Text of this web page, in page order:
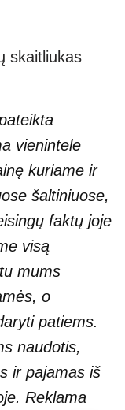
vienintele
kuriame ir
šaltiniuose,
faktų joje
visą
mums
o
patiems.
naudotis,
ir pajamas iš
Reklama